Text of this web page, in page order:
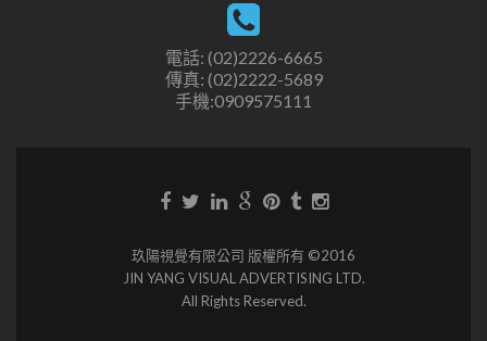
電話: (02)2226-6665
傳真: (02)2222-5689
手機:0909575111
玖陽視覺有限公司 版權所有 ©2016
JIN YANG VISUAL ADVERTISING LTD.
All Rights Reserved.